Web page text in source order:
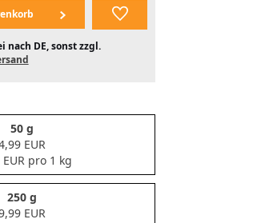
nach DE, sonst zzgl.
50 g
EUR
pro 1 kg
250 g
EUR